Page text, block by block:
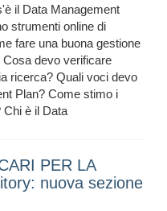
il Data Management
strumenti online di
fare una buona gestione
Cosa devo verificare
ricerca? Quali voci devo
Plan? Come stimo i
Chi è il Data
PER LA
nuova sezione